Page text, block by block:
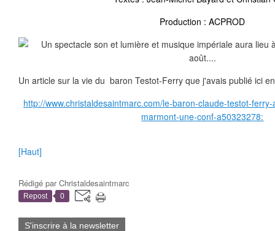
Production : ACPROD
Un article sur la vie du baron Testot-Ferry que j'avais publié ici
http://www.christaldesaintmarc.com/le-baron-claude-testot-
marmont-une-conf-a50323278:
[Haut]
Rédigé parChristaldesaintmarc
Repost 0
S'inscrire à la newsletter